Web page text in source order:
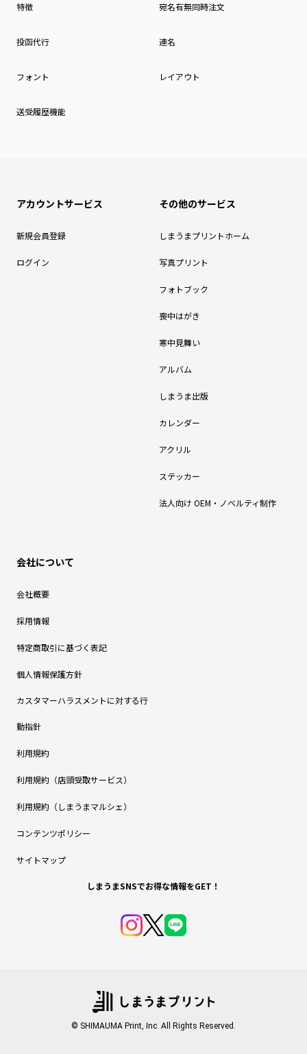
特徴 宛名有無同時注文
投函代行 連名
フォント レイアウト
送受履歴機能
アカウントサービス
新規会員登録
ログイン
その他のサービス
しまうまプリントホーム
写真プリント
フォトブック
喪中はがき
寒中見舞い
アルバム
しまうま出版
カレンダー
アクリル
ステッカー
法人向け OEM・ノベルティ制作
会社について
会社概要
採用情報
特定商取引に基づく表記
個人情報保護方針
カスタマーハラスメントに対する行
動指針
利用規約
利用規約（店頭受取サービス）
利用規約（しまうまマルシェ）
コンテンツポリシー
サイトマップ
しまうまSNSでお得な情報をGET！
© SHIMAUMA Print, Inc. All Rights Reserved.